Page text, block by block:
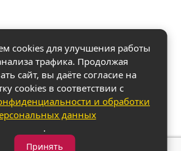
00
ул. Бородинская 156/9
Все права защищены
cookies для улучшения работы
трафика. Продолжая
сайт, вы даёте согласие на
cookies в соответствии с
и обработки
данных
.
Принять